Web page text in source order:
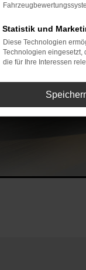
Statistik und
Diese Technologien
Technologien eingesetzt,
die für Ihre Interessen